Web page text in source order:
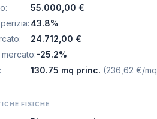
:
55.000,00 €
: 43.8%
:
24.712,00 €
:-25.2%
: 130.75 mq princ. (236,62 €/mq
FISICHE